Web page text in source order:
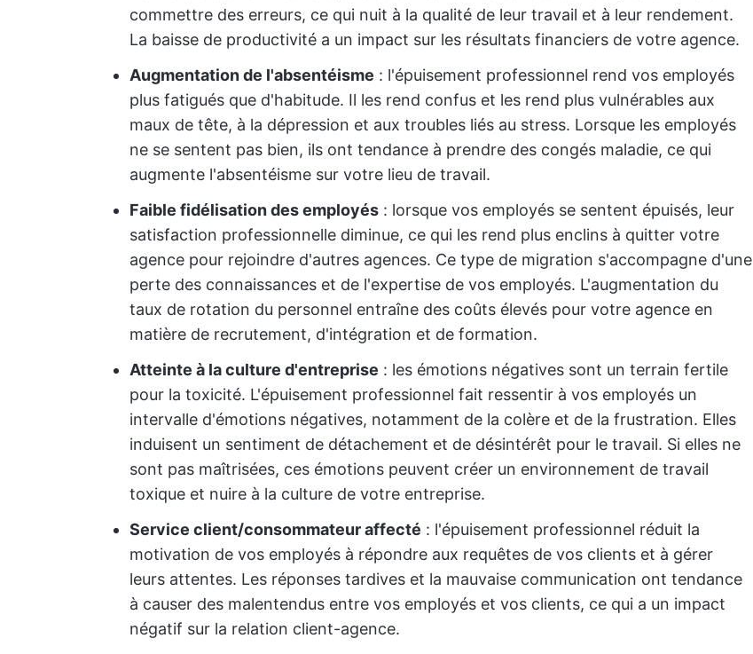
commettre des erreurs, ce qui nuit à la qualité de leur travail et à leur rendement.
La baisse de productivité a un impact sur les résultats financiers de votre agence.
Augmentation de l'absentéisme : l'épuisement professionnel rend vos employés
plus fatigués que d'habitude. Il les rend confus et les rend plus vulnérables aux
maux de tête, à la dépression et aux troubles liés au stress. Lorsque les employés
ne se sentent pas bien, ils ont tendance à prendre des congés maladie, ce qui
augmente l'absentéisme sur votre lieu de travail.
Faible fidélisation des employés : lorsque vos employés se sentent épuisés, leur
satisfaction professionnelle diminue, ce qui les rend plus enclins à quitter votre
agence pour rejoindre d'autres agences. Ce type de migration s'accompagne d'une
perte des connaissances et de l'expertise de vos employés. L'augmentation du
taux de rotation du personnel entraîne des coûts élevés pour votre agence en
matière de recrutement, d'intégration et de formation.
Atteinte à la culture d'entreprise : les émotions négatives sont un terrain fertile
pour la toxicité. L'épuisement professionnel fait ressentir à vos employés un
intervalle d'émotions négatives, notamment de la colère et de la frustration. Elles
induisent un sentiment de détachement et de désintérêt pour le travail. Si elles ne
sont pas maîtrisées, ces émotions peuvent créer un environnement de travail
toxique et nuire à la culture de votre entreprise.
Service client/consommateur affecté : l'épuisement professionnel réduit la
motivation de vos employés à répondre aux requêtes de vos clients et à gérer
leurs attentes. Les réponses tardives et la mauvaise communication ont tendance
à causer des malentendus entre vos employés et vos clients, ce qui a un impact
négatif sur la relation client-agence.